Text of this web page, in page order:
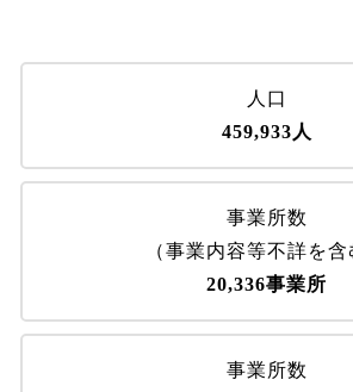
人口
459,933人
事業所数
（事業内容等不詳を含
20,336事業所
事業所数